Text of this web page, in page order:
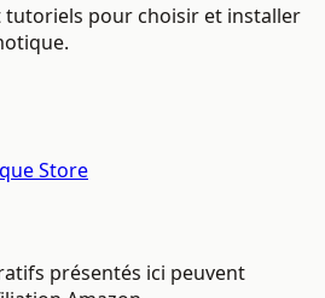
tutoriels pour choisir et installer
Store
présentés ici peuvent